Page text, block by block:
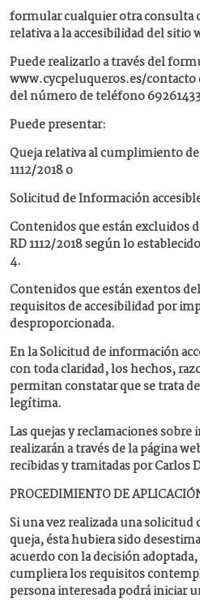
formular cualquier otra consulta
relativa a la accesibilidad del sitio
Puede realizarlo a través del
www.cycpeluqueros.es/contacto
del número de teléfono
Puede presentar:
Queja relativa al cumplimiento
1112/2018 o
Solicitud de Información
Contenidos que están excluidos
RD 1112/2018 según lo
4.
Contenidos que están exentos
requisitos de accesibilidad por
desproporcionada.
En la Solicitud de información
con toda claridad, los hechos,
permitan constatar que se trata
legítima.
Las quejas y reclamaciones
realizarán a través de la página
recibidas y tramitadas por Carlos
PROCEDIMIENTO DE
Si una vez realizada una
queja, ésta hubiera sido
acuerdo con la decisión
cumpliera los requisitos
persona interesada podrá iniciar